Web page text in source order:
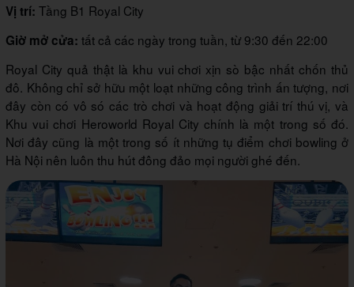
Vị trí: Tầng B1 Royal City
Giờ mở cửa: tất cả các ngày trong tuần, từ 9:30 đến 22:00
Royal City quả thật là khu vui chơi xịn sò bậc nhất chốn thủ
đô. Không chỉ sở hữu một loạt những công trình ấn tượng, nơi
đây còn có vô só các trò chơi và hoạt động giải trí thú vị, và
Khu vui chơi Heroworld Royal City chính là một trong số đó.
Nơi đây cũng là một trong số ít những tụ điểm chơi bowling ở
Hà Nội nên luôn thu hút đông đảo mọi người ghé đến.